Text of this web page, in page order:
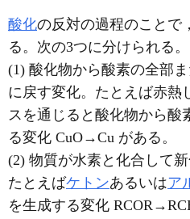
酸化の反対の過程のことで
る。次の3つに分けられる。
(1) 酸化物から酸素の全部
に戻す変化。たとえば赤熱
スを通じると酸化物から酸
る変化 CuO→Cu がある。
(2) 物質が水素と化合して
たとえばケトンあるいはア
を生成する変化